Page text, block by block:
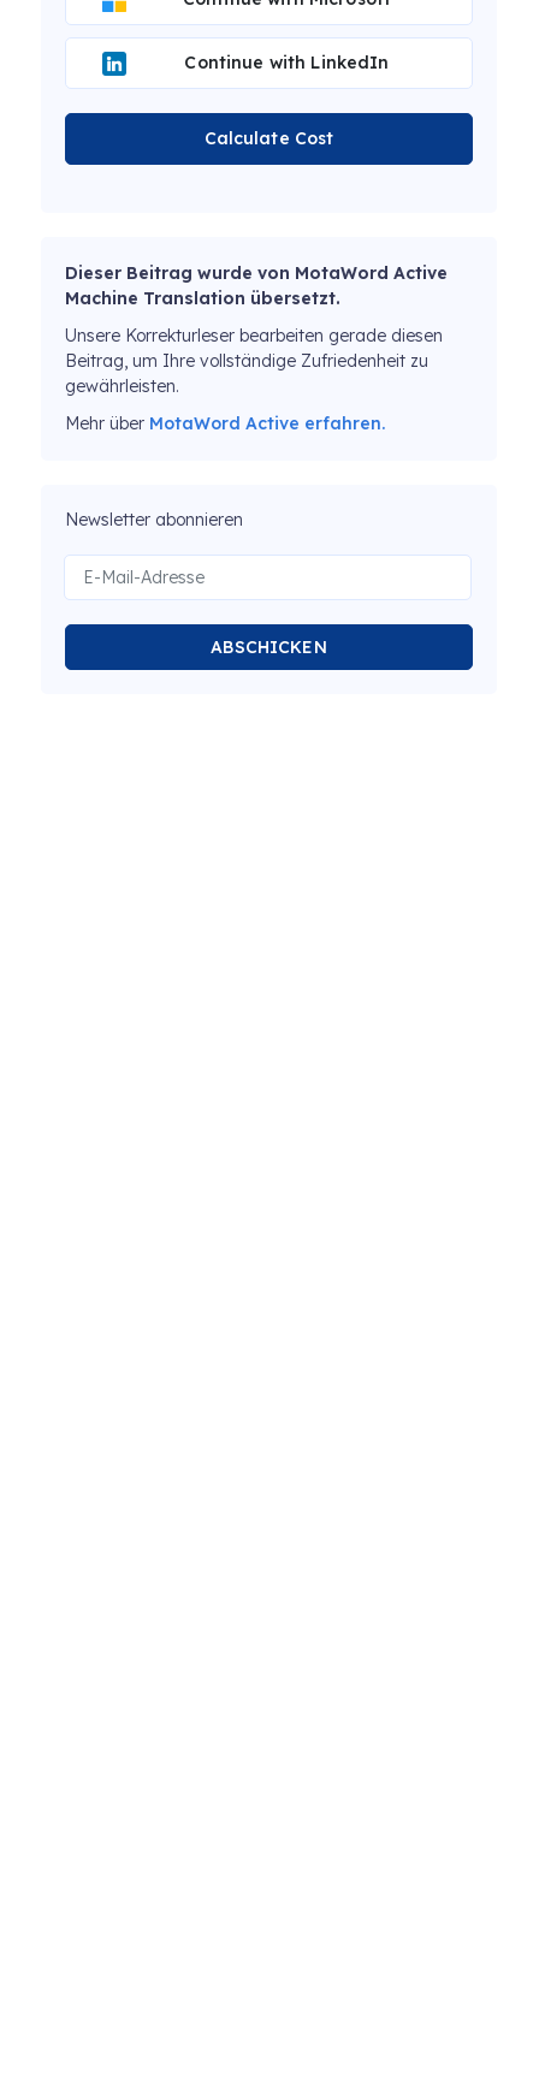
Continue with LinkedIn
Calculate Cost
Dieser Beitrag wurde von MotaWord Active
Machine Translation übersetzt.
Unsere Korrekturleser bearbeiten gerade diesen
Beitrag, um Ihre vollständige Zufriedenheit zu
gewährleisten.
Mehr über MotaWord Active erfahren.
Newsletter abonnieren
ABSCHICKEN